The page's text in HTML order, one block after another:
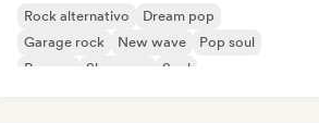
Rock alternativo
Dream pop
Garage rock
New wave
Pop soul
Reggae
Shoegaze Soul